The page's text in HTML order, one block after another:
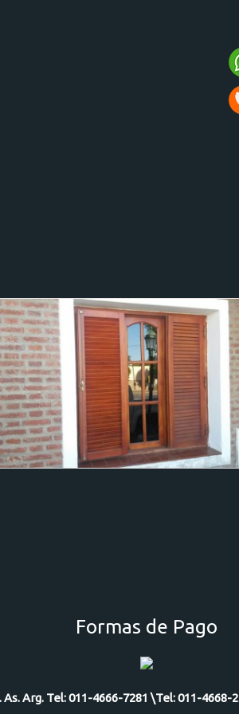
Formas de Pago
Arg. Tel: 011-4666-7281 \Tel: 011-